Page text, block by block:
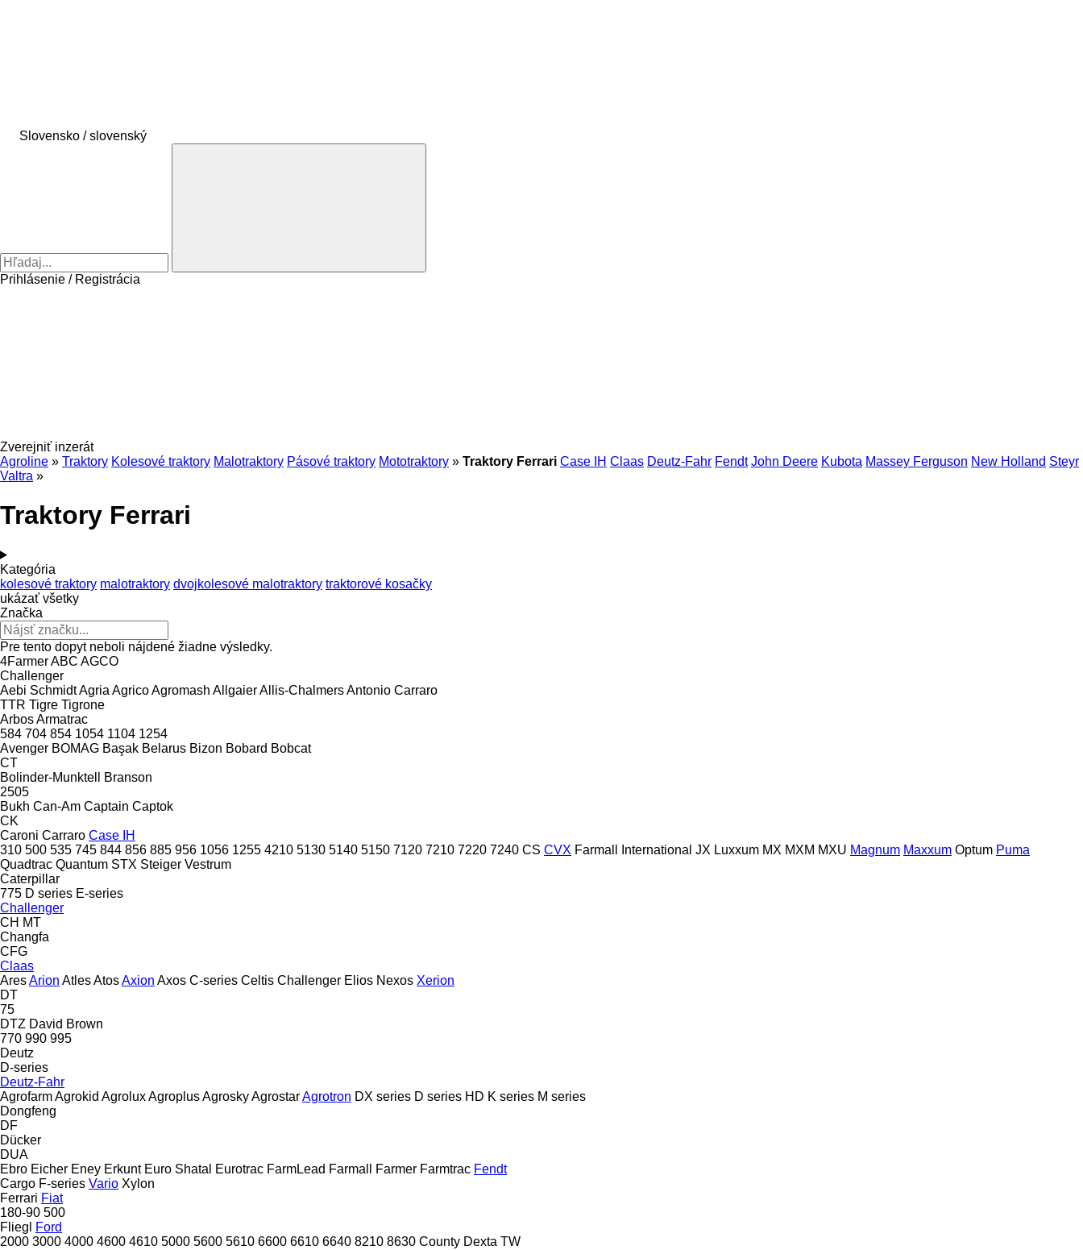
Slovensko / slovenský
Prihlásenie / Registrácia
Zverejniť inzerát
Agroline » Traktory Kolesové traktory Malotraktory Pásové traktory Mototraktory » Traktory Ferrari Case IH Claas Deutz-Fahr Fendt John Deere Kubota Massey Ferguson New Holland Steyr
Valtra »
Traktory Ferrari
Kategória
kolesové traktory malotraktory dvojkolesové malotraktory traktorové kosačky
ukázať všetky
Značka
Pre tento dopyt neboli nájdené žiadne výsledky.
4FarmerABC AGCO
Challenger
Aebi SchmidtAgria AgricoAgromash AllgaierAllis-ChalmersAntonio Carraro
TTR Tigre Tigrone
ArbosArmatrac
584 704 854 1054 1104 1254
Avenger BOMAG Başak Belarus Bizon Bobard Bobcat
CT
Bolinder-Munktell
Branson
2505
Bukh Can-Am Captain Captok
CK
Caroni Carraro Case IH
310 500 535 745 844 856 885 956 1056 1255 4210 5130 5140 5150 7120 7210 7220 7240 CS CVX Farmall International JX Luxxum MX MXM MXU Magnum Maxxum Optum Puma
Quadtrac Quantum STX Steiger Vestrum
Caterpillar
775 D series E-series
Challenger
CH MT
Changfa
CFG
Claas
AresArion AtlesAtosAxion Axos C-series Celtis Challenger Elios Nexos Xerion
DT
75
DTZ David Brown
770 990 995
Deutz
D-series
Deutz-Fahr
AgrofarmAgrokid AgroluxAgroplusAgroskyAgrostarAgrotron DX series D series HD K series M series
Dongfeng
DF
Dücker
DUA
Ebro Eicher Eney Erkunt Euro Shatal Eurotrac FarmLead Farmall Farmer Farmtrac Fendt
Cargo F-series Vario Xylon
Ferrari Fiat
180-90 500
Fliegl
Ford
2000 3000 4000 4600 4610 5000 5600 5610 6600 6610 6640 8210 8630 County Dexta TW